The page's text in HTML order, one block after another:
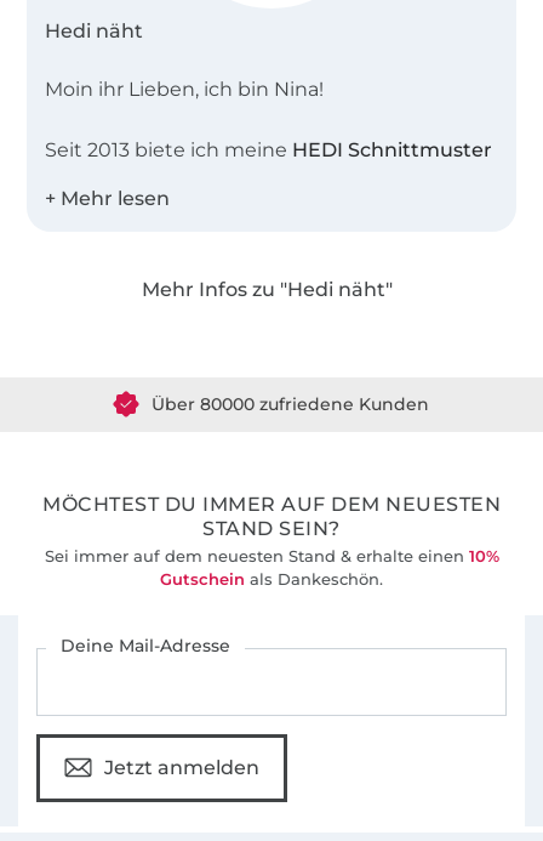
Hedi näht
Moin ihr Lieben, ich bin Nina!
Seit 2013 biete ich meine HEDI Schnittmuster
Style wieder – denn neue Schnitte designe
lässige Schnitte, die schnelle
Das Geheimnis meines Styles ist, dass ich mir
denke, bei denen alles perfekt zusammen
gezielt auswähle und vereinzelt in meinem
Mehr Infos zu "Hedi näht"
MÖCHTEST DU IMMER AUF DEM NEUESTEN
STAND SEIN?
Sei immer auf dem neuesten Stand & erhalte einen 10%
Gutschein als Dankeschön.
Deine Mail-Adresse
Jetzt anmelden